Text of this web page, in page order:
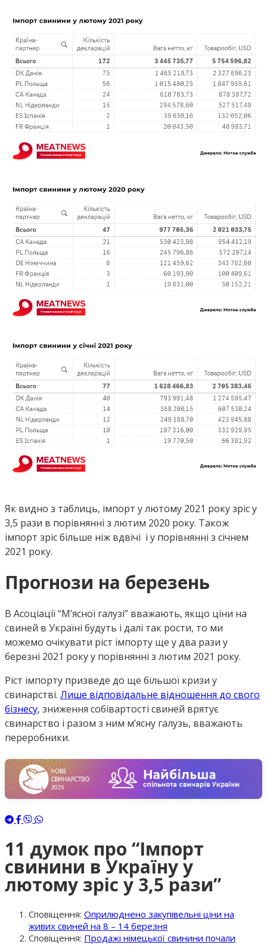
Як видно з таблиць, імпорт у лютому 2021 року зріс у
3,5 рази в порівнянні з лютим 2020 року. Також
імпорт зріс більше ніж вдвічі і у порівнянні з січнем
2021 року.
Прогнози на березень
В Асоціації “М’ясної галузі” вважають, якщо ціни на
свиней в Україні будуть і далі так рости, то ми
можемо очікувати ріст імпорту ще у два рази у
березні 2021 року у порівнянні з лютим 2021 року.
Ріст імпорту призведе до ще більшої кризи у
свинарстві. Лише відповідальне відношення до свого
бізнесу, зниження собівартості свиней врятує
свинарство і разом з ним м’ясну галузь, вважають
переробники.
11 думок про “Імпорт
свинини в Україну у
лютому зріс у 3,5 рази”
Сповіщення: Оприлюднено закупівельні ціни на
живих свиней на 8 – 14 березня
Сповіщення: Продажі німецької свинини почали